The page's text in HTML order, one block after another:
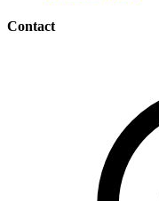
Contact